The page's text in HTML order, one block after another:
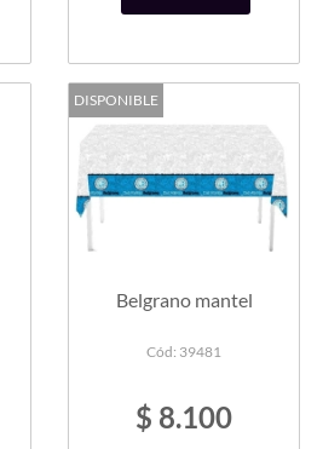
DISPONIBLE
Belgrano mantel
Cód: 39481
$ 8.100